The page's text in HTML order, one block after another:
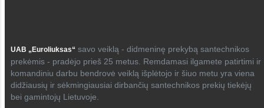
UAB „Euroliuksas“ savo veiklą - didmeninę prekybą santechnikos
prekėmis - pradėjo prieš 25 metus. Remdamasi ilgamete patirtimi ir
komandiniu darbu bendrovė veiklą išplėtojo ir šiuo metu yra viena
didžiausių ir sėkmingiausiai dirbančių santechnikos prekių tiekėjų
bei gamintojų Lietuvoje.